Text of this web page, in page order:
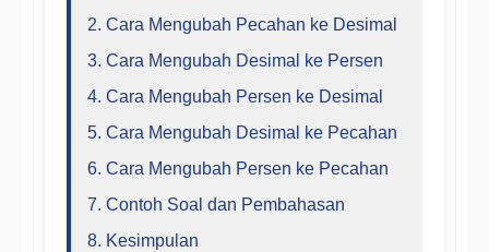
2. Cara Mengubah Pecahan ke Desimal
3. Cara Mengubah Desimal ke Persen
4. Cara Mengubah Persen ke Desimal
5. Cara Mengubah Desimal ke Pecahan
6. Cara Mengubah Persen ke Pecahan
7. Contoh Soal dan Pembahasan
8. Kesimpulan